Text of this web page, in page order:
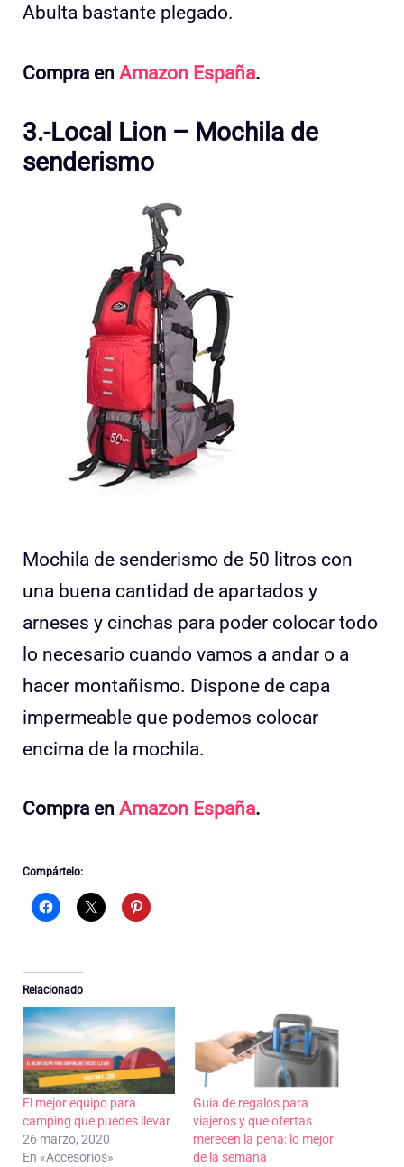
Abulta bastante plegado.
Compra en Amazon España.
3.-Local Lion – Mochila de
senderismo
Mochila de senderismo de 50 litros con
una buena cantidad de apartados y
arneses y cinchas para poder colocar todo
lo necesario cuando vamos a andar o a
hacer montañismo. Dispone de capa
impermeable que podemos colocar
encima de la mochila.
Compra en Amazon España.
Compártelo:
Relacionado
El mejor equipo para
camping que puedes llevar
26 marzo, 2020
En «Accesorios»
Guía de regalos para
viajeros y que ofertas
merecen la pena: lo mejor
de la semana